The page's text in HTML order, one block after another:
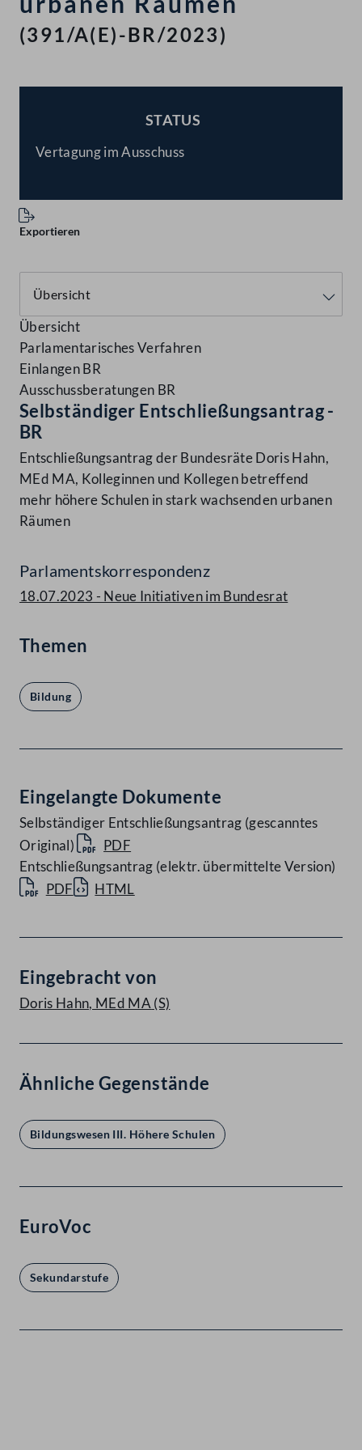
(391/A(E)-BR/2023)
STATUS
Vertagung im Ausschuss
Exportieren
Übersicht
Parlamentarisches Verfahren
Einlangen BR
Ausschussberatungen BR
Selbständiger Entschließungsantrag -
BR
Entschließungsantrag der Bundesräte Doris Hahn,
MEd MA, Kolleginnen und Kollegen betreffend
mehr höhere Schulen in stark wachsenden urbanen
Räumen
Parlamentskorrespondenz
18.07.2023 - Neue Initiativen im Bundesrat
Themen
Bildung
Eingelangte Dokumente
Selbständiger Entschließungsantrag (gescanntes
Original)
PDF
Entschließungsantrag (elektr. übermittelte Version)
PDF
HTML
Eingebracht von
Doris Hahn, MEd MA (S)
Ähnliche Gegenstände
Bildungswesen III. Höhere Schulen
EuroVoc
Sekundarstufe